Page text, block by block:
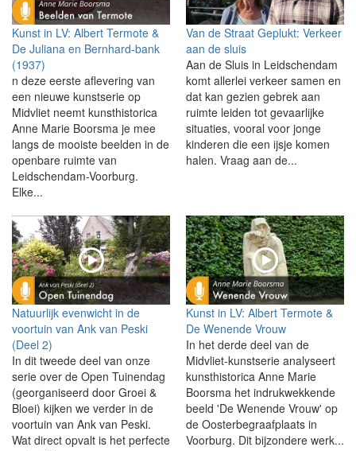
Kunst in LV: Albert Termote &
De Juliana en Bernhard-bank
(1937)
n deze eerste aflevering van
een nieuwe kunstserie op
Midvliet neemt kunsthistorica
Anne Marie Boorsma je mee
langs de mooiste beelden in de
openbare ruimte van
Leidschendam-Voorburg.
Elke...
Van de Straat Geplukt: Verkeer
aan de sluis
Aan de Sluis in Leidschendam
komt allerlei verkeer samen en
dat kan gezien gebrek aan
ruimte leiden tot gevaarlijke
situaties, vooral voor jonge
kinderen die een ijsje komen
halen. Vraag aan de...
Natuurlijk evenwicht in de
voortuin van Ank van Peski
(Deel 2)
In dit tweede deel van onze
serie over de Open Tuinendag
(georganiseerd door Groei &
Bloei) kijken we verder in de
voortuin van Ank van Peski.
Wat direct opvalt is het perfecte
Kunst in LV: Albert Termote &
De Wenende Vrouw
In het derde deel van de
Midvliet-kunstserie analyseert
kunsthistorica Anne Marie
Boorsma het indrukwekkende
beeld 'De Wenende Vrouw' op
de Oosterbegraafplaats in
Voorburg. Dit bijzondere werk...